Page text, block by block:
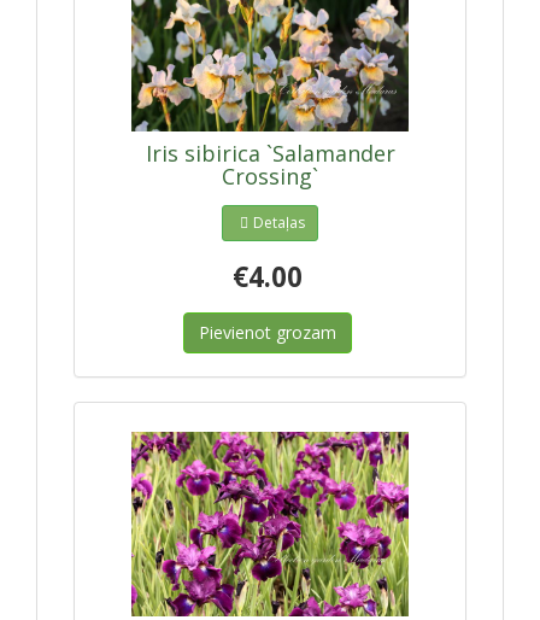
Iris sibirica `Salamander
Crossing`
Detaļas
€4.00
Pievienot grozam